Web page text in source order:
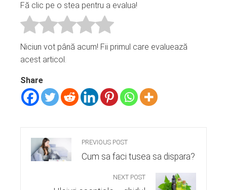
Fă clic pe o stea pentru a evalua!
Niciun vot până acum! Fii primul care evaluează
acest articol.
Share
PREVIOUS POST
Cum sa faci tusea sa dispara?
NEXT POST